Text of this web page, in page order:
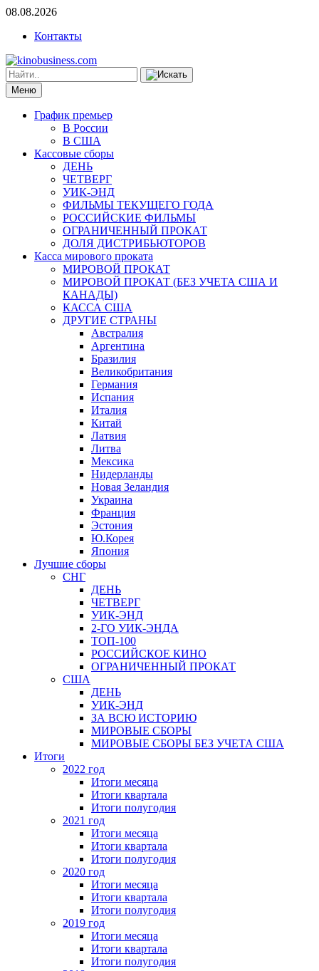
08.08.2026
Контакты
Меню
График премьер
В России
В США
Кассовые сборы
ДЕНЬ
ЧЕТВЕРГ
УИК-ЭНД
ФИЛЬМЫ ТЕКУЩЕГО ГОДА
РОССИЙСКИЕ ФИЛЬМЫ
ОГРАНИЧЕННЫЙ ПРОКАТ
ДОЛЯ ДИСТРИБЬЮТОРОВ
Касса мирового проката
МИРОВОЙ ПРОКАТ
МИРОВОЙ ПРОКАТ (БЕЗ УЧЕТА США И
КАНАДЫ)
КАССА США
ДРУГИЕ СТРАНЫ
Австралия
Аргентина
Бразилия
Великобритания
Германия
Испания
Италия
Китай
Латвия
Литва
Мексика
Нидерланды
Новая Зеландия
Украина
Франция
Эстония
Ю.Корея
Япония
Лучшие сборы
СНГ
ДЕНЬ
ЧЕТВЕРГ
УИК-ЭНД
2-ГО УИК-ЭНДА
ТОП-100
РОССИЙСКОЕ КИНО
ОГРАНИЧЕННЫЙ ПРОКАТ
США
ДЕНЬ
УИК-ЭНД
ЗА ВСЮ ИСТОРИЮ
МИРОВЫЕ СБОРЫ
МИРОВЫЕ СБОРЫ БЕЗ УЧЕТА США
Итоги
2022 год
Итоги месяца
Итоги квартала
Итоги полугодия
2021 год
Итоги месяца
Итоги квартала
Итоги полугодия
2020 год
Итоги месяца
Итоги квартала
Итоги полугодия
2019 год
Итоги месяца
Итоги квартала
Итоги полугодия